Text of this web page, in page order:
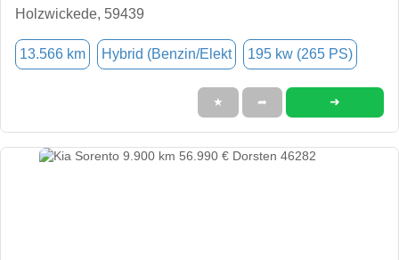
Holzwickede, 59439
13.566 km Hybrid (Benzin/Elekt 195 kw (265 PS)
★ ➦ ➜